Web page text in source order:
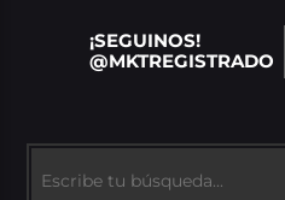
¡SEGUINOS!
@MKTREGISTRADO